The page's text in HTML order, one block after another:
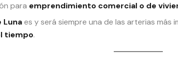
para emprendimiento comercial o de
Lunaes y será siempre una de las arterias más
tiempo.